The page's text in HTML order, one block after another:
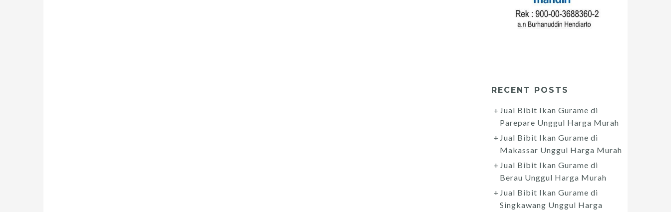
RECENT POSTS
Jual Bibit Ikan Gurame di
Parepare Unggul Harga Murah
Jual Bibit Ikan Gurame di
Makassar Unggul Harga Murah
Jual Bibit Ikan Gurame di
Berau Unggul Harga Murah
Jual Bibit Ikan Gurame di
Singkawang Unggul Harga